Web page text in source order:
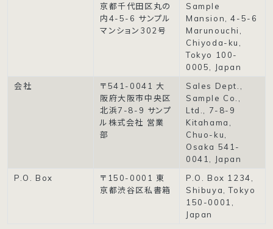
京都千代田区丸の
内4-5-6 サンプル
マンション302号
Sample
Mansion, 4-5-6
Marunouchi,
Chiyoda-ku,
Tokyo 100-
0005, Japan
会社
〒541-0041 大
阪府大阪市中央区
北浜7-8-9 サンプ
ル株式会社 営業
部
Sales Dept.,
Sample Co.,
Ltd., 7-8-9
Kitahama,
Chuo-ku,
Osaka 541-
0041, Japan
P.O. Box
〒150-0001 東
京都渋谷区私書箱
P.O. Box 1234,
Shibuya, Tokyo
150-0001,
Japan